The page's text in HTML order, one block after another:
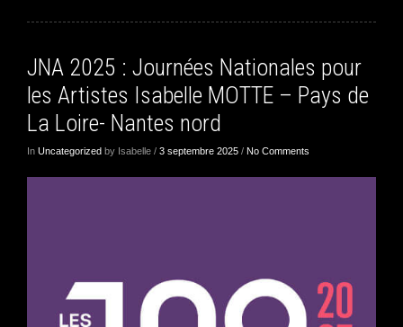
JNA 2025 : Journées Nationales pour
les Artistes Isabelle MOTTE – Pays de
La Loire- Nantes nord
In Uncategorized by Isabelle / 3 septembre 2025 / No Comments